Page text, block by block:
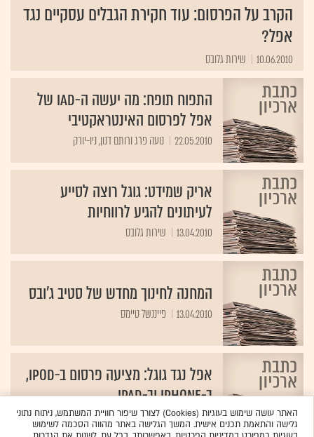
הקרב על הפרסום: עוד חקירת הגבלים עסקיים נגד
אפל?
10.06.2010 שירות גלובס
התפוח תופח: מה יעשה ה-iAd של
אפל לפרסום האינטראקטיבי
22.05.2010 נועה פרג ורותם דנון, ניו-יורק
אריק שמידט: גוגל רוצה לסייע
לעיתונים להגיע לרווחיות
13.04.2010 שירות גלובס
המחנה לחינוך מחדש של סטיב ג'ובס
13.04.2010 פייננשל טיימס
אפל נגד גוגל: מציעה פרסום ב-iPod,
ב-iPhone וב-iPad
12.04.2010 פייננשל טיימס וצחי הופמן
האתר עושה שימוש בעוגיות (Cookies) לצורך שיפור חוויית המשתמש, ניתוח נתוני
גלישה והתאמת תכנים אישית. המשך הגלישה באתר מהווה הסכמה לשימוש